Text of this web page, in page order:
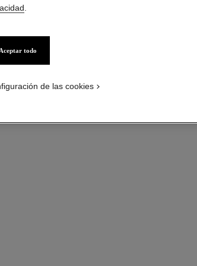
la versión tamaño estándar
Aceptar todo
de las cookies